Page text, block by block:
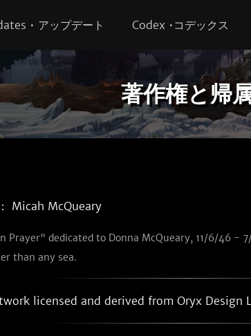
• アップデート Codex •コデックス
著作権と帰
Micah McQueary
Prayer" dedicated to Donna McQueary, 11/6/46 -
than any sea.
licensed and derived from Oryx Design